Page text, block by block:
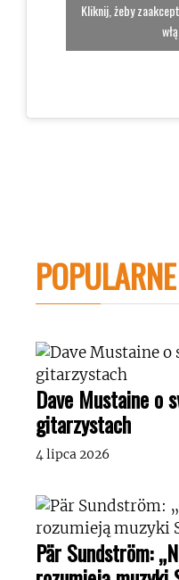
Kliknij, żeby
POPULARNE
Dave Mustaine o
gitarzystach
4 lipca 2026
Pär Sundström: